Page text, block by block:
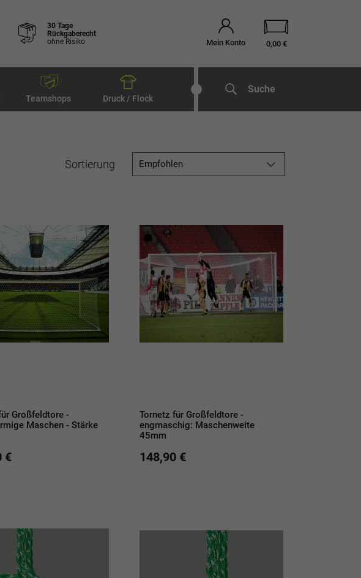
30 Tage
Rückgaberecht
ohne Risiko
Mein Konto 0,00 €
Teamshops Druck / Flock
Suche
Sortierung Empfohlen
Großfeldtore -
Maschen - Stärke
€
Tornetz für Großfeldtore -
engmaschig: Maschenweite
45mm
148,90 €